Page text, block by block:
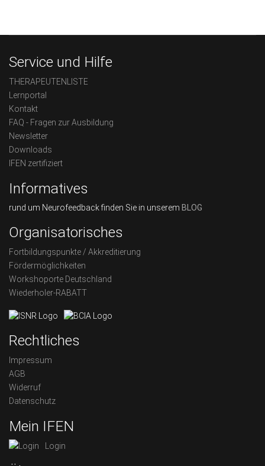
Service und Hilfe
THERAPEUTENLISTE
Lernportal
Kontakt
FAQ - Fragen zur Ausbildung
Newsletter
Downloads
IFEN zertifiziert
Informatives
rund um Neurofeedback finden Sie in unserem BLOG
Organisatorisches
Fortbildungspunkte / Akkreditierung
Fördermöglichkeiten
Workshoporte Deutschland
Wiederholer-RABATT
Rechtliches
Impressum
AGB
Widerruf
Datenschutz
Mein IFEN
Login